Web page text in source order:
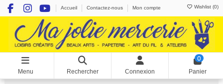
Accueil Contactez-nous Mon compte Wishlist (0)
Menu Rechercher Connexion
0
Panier